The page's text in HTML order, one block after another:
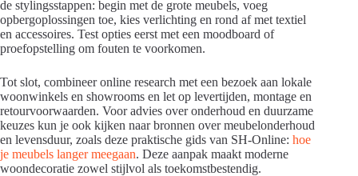
de stylingsstappen: begin met de grote meubels, voeg
opbergoplossingen toe, kies verlichting en rond af met textiel
en accessoires. Test opties eerst met een moodboard of
proefopstelling om fouten te voorkomen.
Tot slot, combineer online research met een bezoek aan lokale
woonwinkels en showrooms en let op levertijden, montage en
retourvoorwaarden. Voor advies over onderhoud en duurzame
keuzes kun je ook kijken naar bronnen over meubelonderhoud
en levensduur, zoals deze praktische gids van SH-Online: hoe
je meubels langer meegaan. Deze aanpak maakt moderne
woondecoratie zowel stijlvol als toekomstbestendig.